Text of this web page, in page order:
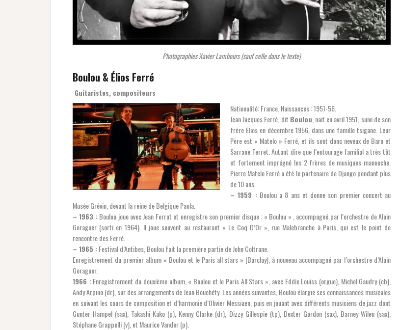
Photographies Xavier Lambours (sauf celle dans le texte)
Boulou & Élios Ferré
Guitaristes, compositeurs
Nationalité: France. Naissances : 1951-56.
Jean Jacques Ferré, dit Boulou , nait en avril 1951, suivi de son
frère Elios en décembre 1956, dans une famille tsigane. Leur
Père est « Matelo » Ferré, et ils sont donc neveux de Baro et
Sarrane Ferret. Autant dire que l’entourage familial a très tôt
et fortement imprégné les 2 frères de musiques manouche.
Pierre Matelo Ferré a été le partenaire de Django pendant plus
de 10 ans.
– 1959 :Boulou a 8 ans et donne son premier concert au
Musée Grévin, devant la reine de Belgique Paola.
– 1963 :Boulou joue avec Jean Ferrat et enregistre son premier disque : « Boulou » , accompagné par l’orchestre de Alain
Goraguer (sorti en 1964). Il joue souvent au restaurant « Le Coq D’Or », rue Malebranche à Paris, qui est le point de
rencontre des Ferré.
– 1965 :Festival d’Antibes, Boulou fait la première partie de John Coltrane.
Enregistrement du premier album « Boulou et le Paris all stars » (Barclay), à nouveau accompagné par l’orchestre d’Alain
Goraguer.
1966 :Enregistrement du deuxième album, « Boulou et le Paris All Stars », avec Eddie Louiss (orgue), Michel Gaudry (cb),
Andy Arpino (dr), sur des arrangements de Jean Bouchéty. Les années suivantes, Boulou élargie ses connaissances musicales
en suivant les cours de composition et d’harmonie d’Olivier Messiaen, puis en jouant avec différents musiciens de jazz dont
Gunter Hampel (sax), Takashi Kako (p), Kenny Clarke (dr), Dizzy Gillespie (tp), Dexter Gordon (sax), Barney Wilen (sax),
Stéphane Grappelli (v), et Maurice Vander (p).